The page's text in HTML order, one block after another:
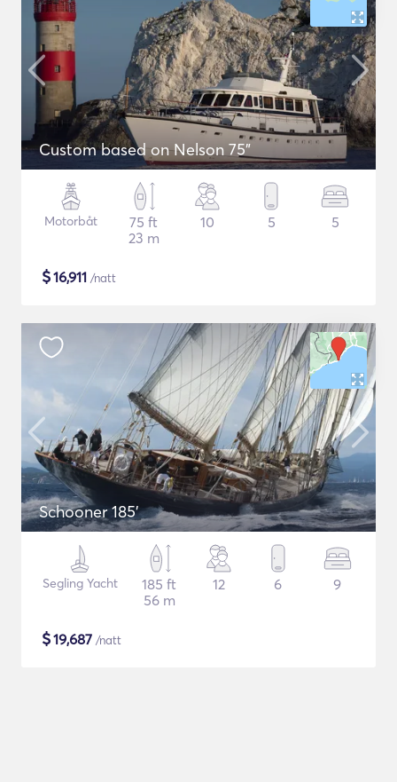
Custom based on Nelson 75"
Motorbåt
75 ft
23 m
10 5 5
$16,911 /natt
Schooner 185'
Segling Yacht
185 ft
56 m
12 6 9
$19,687 /natt